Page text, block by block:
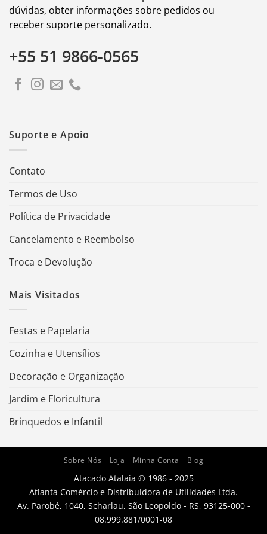
dúvidas, obter informações sobre pedidos ou
receber suporte personalizado.
+55 51 9866-0565
Suporte e Apoio
Contato
Termos de Uso
Política de Privacidade
Cancelamento e Reembolso
Troca e Devolução
Mais Visitados
Festas e Papelaria
Cozinha e Utensílios
Decoração e Organização
Jardim e Floricultura
Brinquedos e Infantil
Sobre Nós Loja Minha Conta Blog
Atacado Atalaia © 1986 - 2025
Atlanta Comércio e Distribuidora de Utilidades Ltda.
Av. Parobé, 1040, Scharlau, São Leopoldo - RS, 93125-000 -
08.999.881/0001-08